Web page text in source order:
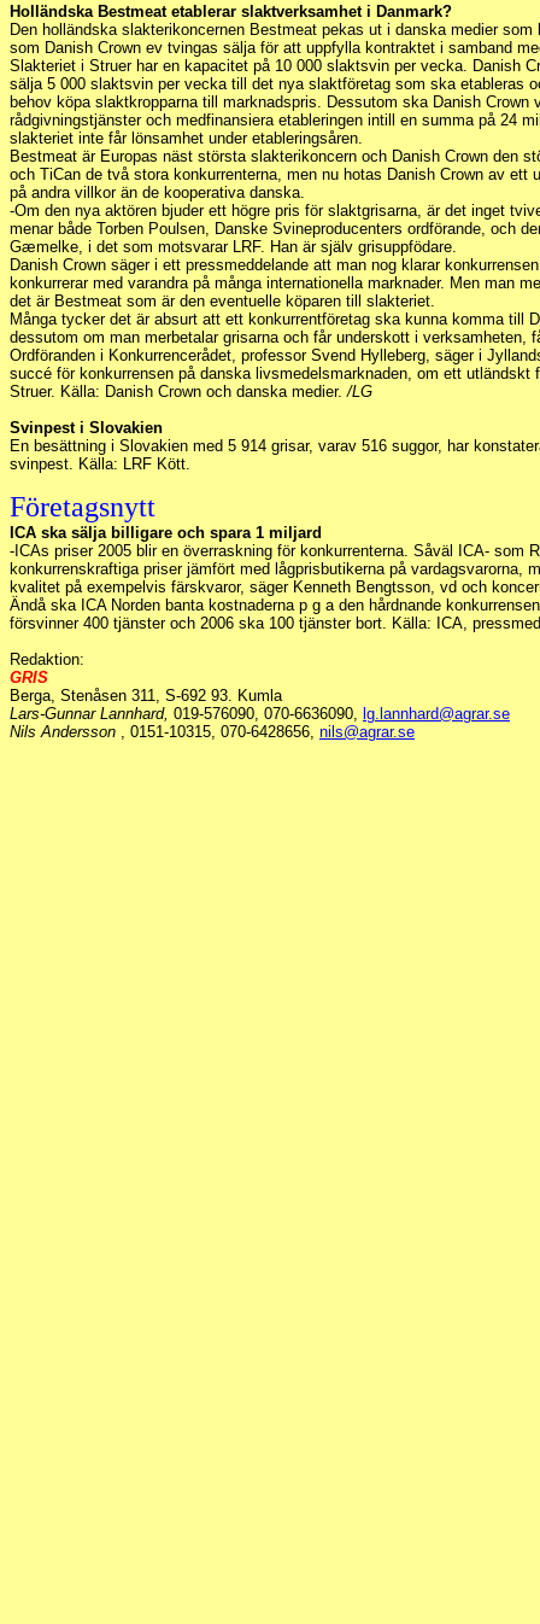
Holländska Bestmeat etablerar slaktverksamhet i Danmark?
Den holländska slakterikoncernen Bestmeat pekas ut i danska medier
som Danish Crown ev tvingas sälja för att uppfylla kontraktet i samband
Slakteriet i Struer har en kapacitet på 10 000 slaktsvin per vecka. Danish
sälja 5 000 slaktsvin per vecka till det nya slaktföretag som ska etableras
behov köpa slaktkropparna till marknadspris. Dessutom ska Danish Crown
rådgivningstjänster och medfinansiera etableringen intill en summa på 24
slakteriet inte får lönsamhet under etableringsåren.
Bestmeat är Europas näst största slakterikoncern och Danish Crown den
och TiCan de två stora konkurrenterna, men nu hotas Danish Crown av ett
på andra villkor än de kooperativa danska.
-Om den nya aktören bjuder ett högre pris för slaktgrisarna, är det inget
menar både Torben Poulsen, Danske Svineproducenters ordförande, och
Gæmelke, i det som motsvarar LRF. Han är själv grisuppfödare.
Danish Crown säger i ett pressmeddelande att man nog klarar
konkurrerar med varandra på många internationella marknader. Men man
det är Bestmeat som är den eventuelle köparen till slakteriet.
Många tycker det är absurt att ett konkurrentföretag ska kunna komma till
dessutom om man merbetalar grisarna och får underskott i verksamheten,
Ordföranden i Konkurrencerådet, professor Svend Hylleberg, säger i
succé för konkurrensen på danska livsmedelsmarknaden, om ett utländskt
Struer. Källa: Danish Crown och danska medier./LG
Svinpest i Slovakien
En besättning i Slovakien med 5 914 grisar, varav 516 suggor, har
svinpest. Källa: LRF Kött.
Företagsnytt
ICA ska sälja billigare och spara 1 miljard
-ICAs priser 2005 blir en överraskning för konkurrenterna. Såväl ICA- som
konkurrenskraftiga priser jämfört med lågprisbutikerna på vardagsvarorna,
kvalitet på exempelvis färskvaror, säger Kenneth Bengtsson, vd och
Ändå ska ICA Norden banta kostnaderna p g a den hårdnande
försvinner 400 tjänster och 2006 ska 100 tjänster bort. Källa: ICA,
Redaktion:
GRIS
Berga, Stenåsen 311, S-692 93. Kumla
Lars-Gunnar Lannhard, 019-576090, 070-6636090,
lg.lannhard@agrar.se
Nils Andersson , 0151-10315, 070-6428656, nils@agrar.se